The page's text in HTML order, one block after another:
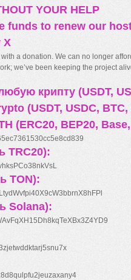
YOUR HELP
funds to renew our
X
a donation. We can no longer
we’ve been keeping the project
крипту (USDT,
(USDT, USDC, BTC,
(ERC20, BEP20,
TRC20):
TON):
Solana):